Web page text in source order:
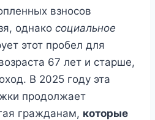
взносов
однако социальное
этот пробел для
67 лет и старше,
В 2025 году эта
продолжает
гражданам, которые